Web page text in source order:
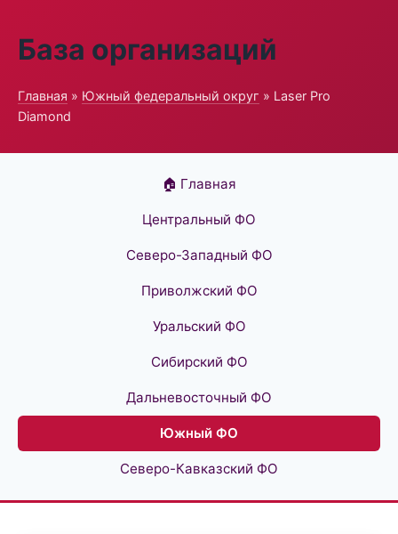
База организаций
Главная » Южный федеральный округ » Laser Pro
Diamond
🏠 Главная
Центральный ФО
Северо-Западный ФО
Приволжский ФО
Уральский ФО
Сибирский ФО
Дальневосточный ФО
Южный ФО
Северо-Кавказский ФО